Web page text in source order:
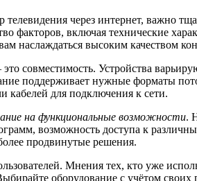
через интернет, важно
факторов, включая технические
наслаждаться высоким качеством
это совместимость. Устройства
поддерживает нужные форматы
кабелей для подключения к сети.
на функциональные возможности.
возможность доступа к
продвинутые решения.
Мнения тех, кто уже
оборудование с учётом